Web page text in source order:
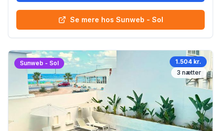
Se mere hos Sunweb - Sol
Sunweb - Sol
1.504 kr.
3 nætter